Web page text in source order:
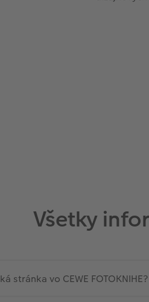
Všetky
stránka vo CEWE FOTOKNIHE?